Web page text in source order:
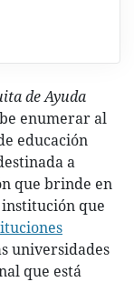
de Ayuda
enumerar al
educación
a
que brinde en
institución que
universidades
que está